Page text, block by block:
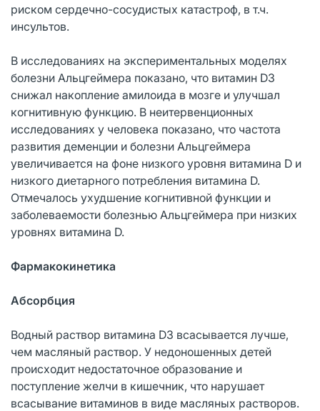
риском сердечно-сосудистых катастроф, в т.ч.
инсультов.
В исследованиях на экспериментальных моделях
болезни Альцгеймера показано, что витамин D3
снижал накопление амилоида в мозге и улучшал
когнитивную функцию. В неитервенционных
исследованиях у человека показано, что частота
развития деменции и болезни Альцгеймера
увеличивается на фоне низкого уровня витамина D и
низкого диетарного потребления витамина D.
Отмечалось ухудшение когнитивной функции и
заболеваемости болезнью Альцгеймера при низких
уровнях витамина D.
Фармакокинетика
Абсорбция
Водный раствор витамина D3 всасывается лучше,
чем масляный раствор. У недоношенных детей
происходит недостаточное образование и
поступление желчи в кишечник, что нарушает
всасывание витаминов в виде масляных растворов.